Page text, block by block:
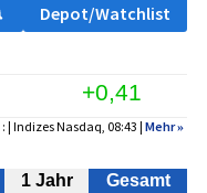
Depot/Watchlist
+0,41
: | Indizes Nasdaq, 08:43 | Mehr»
1 Jahr Gesamt